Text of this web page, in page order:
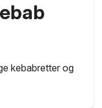
kebabretter og